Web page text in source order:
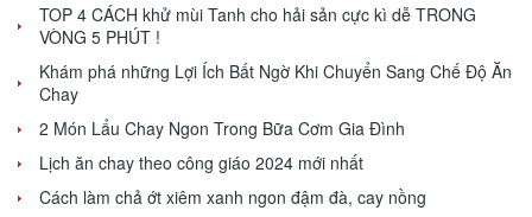
TOP 4 CÁCH khử mùi Tanh cho hải sản cực kì dễ TRONG
VÒNG 5 PHÚT !
Khám phá những Lợi Ích Bất Ngờ Khi Chuyển Sang Chế Độ Ăn
Chay
2 Món Lẩu Chay Ngon Trong Bữa Cơm Gia Đình
Lịch ăn chay theo công giáo 2024 mới nhất
Cách làm chả ớt xiêm xanh ngon đậm đà, cay nồng